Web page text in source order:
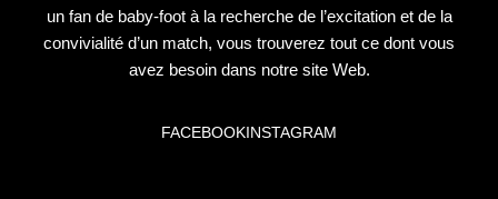
un fan de baby-foot à la recherche de l’excitation et de la
convivialité d’un match, vous trouverez tout ce dont vous
avez besoin dans notre site Web.
FACEBOOKINSTAGRAM